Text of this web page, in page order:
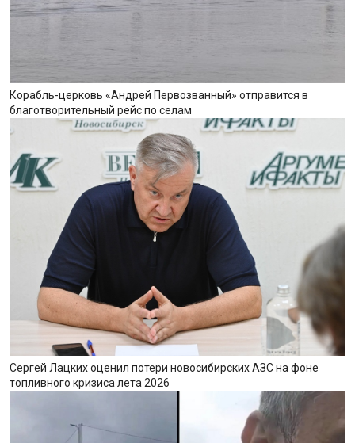
Корабль-церковь «Андрей Первозванный» отправится в
благотворительный рейс по селам
Сергей Лацких оценил потери новосибирских АЗС на фоне
топливного кризиса лета 2026